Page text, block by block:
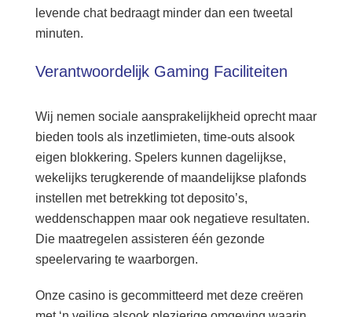
levende chat bedraagt minder dan een tweetal
minuten.
Verantwoordelijk Gaming Faciliteiten
Wij nemen sociale aansprakelijkheid oprecht maar
bieden tools als inzetlimieten, time-outs alsook
eigen blokkering. Spelers kunnen dagelijkse,
wekelijks terugkerende of maandelijkse plafonds
instellen met betrekking tot deposito’s,
weddenschappen maar ook negatieve resultaten.
Die maatregelen assisteren één gezonde
speelervaring te waarborgen.
Onze casino is gecommitteerd met deze creëren